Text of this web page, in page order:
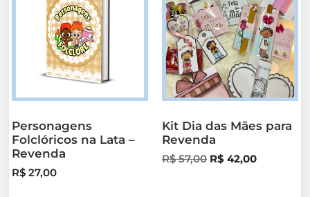
Personagens
Folclóricos na Lata –
Revenda
R$ 27,00
Kit Dia das Mães para
Revenda
R$57,00 R$ 42,00